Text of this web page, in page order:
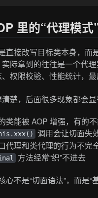
里的“代理模式
直接改写目标类本身，
实际拿到的往往是一个代
权限校验、性能统计，
楚，后面很多现象都会显
类能被 AOP 增强，有的
调用会让切面失
代理和类代理的行为不完
方法经常“织”不进去
心不是“切面语法”，而是“